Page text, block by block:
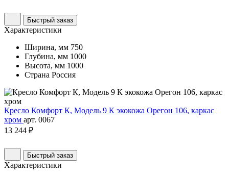
Быстрый заказ
Характеристики
Ширина, мм 750
Глубина, мм 1000
Высота, мм 1000
Страна Россия
Кресло Комфорт К, Модель 9 К экокожа Орегон 106, каркас
хром арт. 0067
13 244 ₽
Быстрый заказ
Характеристики